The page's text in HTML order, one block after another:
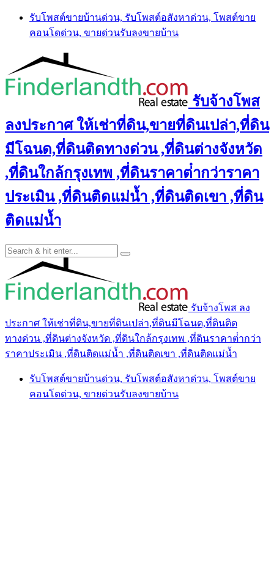
Skip
content
รับโพสต์ขายบ้านด่วน, รับโพสต์อสังหาด่วน, โพสต์ขาย
คอนโดด่วน, ขายด่วนรับลงขายบ้าน
รับจ้างโพส
ลงประกาศ ให้เช่าที่ดิน,ขายที่ดินเปล่า,ที่ดิน
มีโฉนด,ที่ดินติดทางด่วน ,ที่ดินต่างจังหวัด
,ที่ดินใกล้กรุงเทพ ,ที่ดินราคาต่ํากว่าราคา
ประเมิน ,ที่ดินติดแม่น้ำ ,ที่ดินติดเขา ,ที่ดิน
ติดแม่น้ำ
รับจ้างโพส ลง
ประกาศ ให้เช่าที่ดิน,ขายที่ดินเปล่า,ที่ดินมีโฉนด,ที่ดินติด
ทางด่วน ,ที่ดินต่างจังหวัด ,ที่ดินใกล้กรุงเทพ ,ที่ดินราคาต่ํากว่า
ราคาประเมิน ,ที่ดินติดแม่น้ำ ,ที่ดินติดเขา ,ที่ดินติดแม่น้ำ
รับโพสต์ขายบ้านด่วน, รับโพสต์อสังหาด่วน, โพสต์ขาย
คอนโดด่วน, ขายด่วนรับลงขายบ้าน